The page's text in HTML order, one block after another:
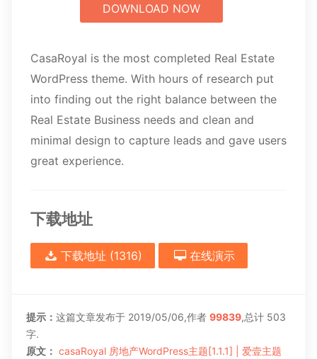
DOWNLOAD NOW
CasaRoyal is the most completed Real Estate
WordPress theme. With hours of research put
into finding out the right balance between the
Real Estate Business needs and clean and
minimal design to capture leads and gave users
great experience.
下载地址
下载地址 (1316) 在线演示
提示： 这篇文章发布于 2019/05/06,作者 99839,总计 503
字.
原文： casaRoyal 房地产WordPress主题[1.1.1] | 爱壹主题